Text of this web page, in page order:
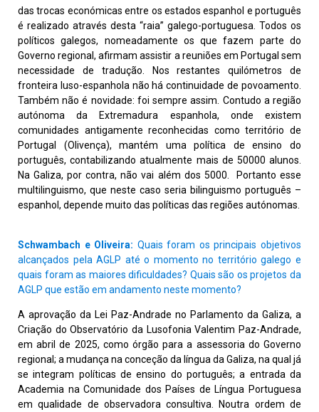
das trocas económicas entre os estados espanhol e português
é realizado através desta “raia” galego-portuguesa. Todos os
políticos galegos, nomeadamente os que fazem parte do
Governo regional, afirmam assistir a reuniões em Portugal sem
necessidade de tradução. Nos restantes quilómetros de
fronteira luso-espanhola não há continuidade de povoamento.
Também não é novidade: foi sempre assim. Contudo a região
autónoma da Extremadura espanhola, onde existem
comunidades antigamente reconhecidas como território de
Portugal (Olivença), mantém uma política de ensino do
português, contabilizando atualmente mais de 50000 alunos.
Na Galiza, por contra, não vai além dos 5000. Portanto esse
multilinguismo, que neste caso seria bilinguismo português –
espanhol, depende muito das políticas das regiões autónomas.
Schwambach e Oliveira: Quais foram os principais objetivos
alcançados pela AGLP até o momento no território galego e
quais foram as maiores dificuldades? Quais são os projetos da
AGLP que estão em andamento neste momento?
A aprovação da Lei Paz-Andrade no Parlamento da Galiza, a
Criação do Observatório da Lusofonia Valentim Paz-Andrade,
em abril de 2025, como órgão para a assessoria do Governo
regional; a mudança na conceção da língua da Galiza, na qual já
se integram políticas de ensino do português; a entrada da
Academia na Comunidade dos Países de Língua Portuguesa
em qualidade de observadora consultiva. Noutra ordem de